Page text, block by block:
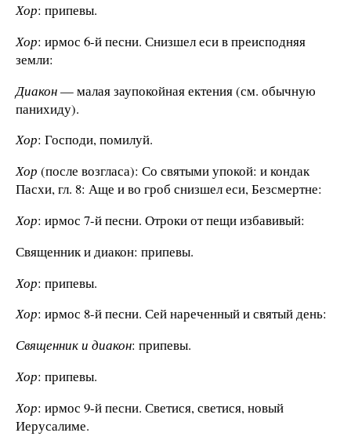
Хор: припевы.
Хор: ирмос 6-й песни. Снизшел еси в преисподняя
земли:
Диакон— малая заупокойная ектения (см. обычную
панихиду).
Хор: Господи, помилуй.
Хор (после возгласа): Со святыми упокой: и кондак
Пасхи, гл. 8: Аще и во гроб снизшел еси, Безсмертне:
Хор: ирмос 7-й песни. Отроки от пещи избавивый:
Священник и диакон: припевы.
Хор: припевы.
Хор: ирмос 8-й песни. Сей нареченный и святый день:
Священник и диакон: припевы.
Хор: припевы.
Хор: ирмос 9-й песни. Светися, светися, новый
Иерусалиме.